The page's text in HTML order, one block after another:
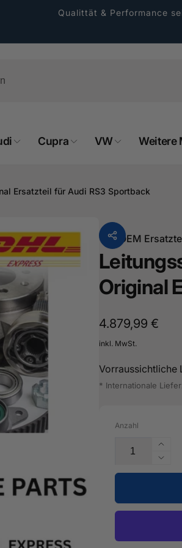
Qualittät & Performance
Cupra VW Weitere
Ersatzteil für Audi RS3 Sportback
VonOEM
Original
Normaler
Preis
4.879,99 €
inkl. MwSt.
Vorraussichtliche
* Internationale
Anzahl
die
für
-
die
für
Straße 8